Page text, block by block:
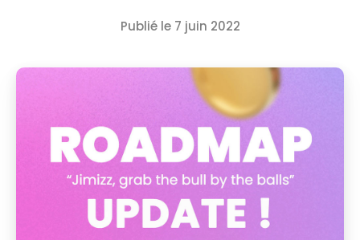
Publié le 7 juin 2022